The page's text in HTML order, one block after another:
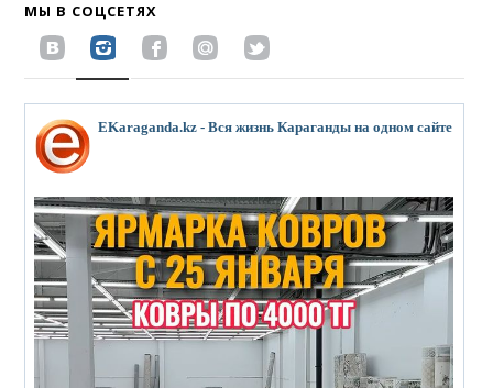
МЫ В СОЦСЕТЯХ
EKaraganda.kz - Вся жизнь Караганды на одном сайте